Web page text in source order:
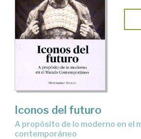
Iconos del futuro
a propósito de lo moderno en el mundo
contemporáneo